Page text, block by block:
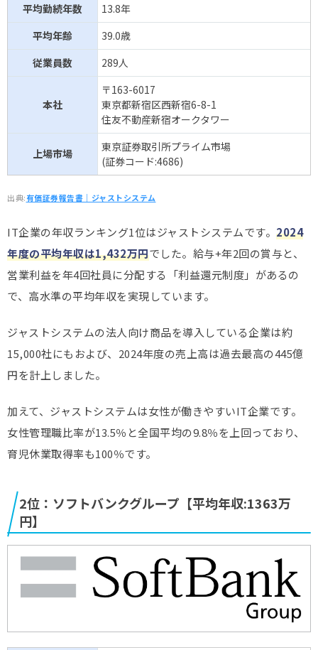
システムサポート 562万円(↓) 情報処理サービス(SI)
ゼンリン
インターネット
555万円(
オールアバウト 550万円( ↓
WEB業界
548万円(
WEB業界
ビー・エム・エル
539万円(
デジタル
インフォメーション
テクノロジー
535万円(↓) 情報処理サービス(SI)
KSK 532万円( ↑ )
ベガ
コーポレーション
532万円(↑)
インターネット
WEB業界
システムリサーチ
ディップ 524万円(↓)
インターネット
↑ 情報処理サービス(SI)
NEXYZ.Group 500万円(↓)
インターネット
WEB業界
ANYCOLOR 496万円(↓ )
インターネット
WEB業界
メンバーズ
490万円(↑) インターネット・WEB
平均勤続年数
13.8年
平均年齢
39.0歳
従業員数
289人
本社
〒163-6017
東京都新宿区西新宿6-8-1
住友不動産新宿オークタワー
上場市場
東京証券取引所プライム市場
(証券コード:4686)
出典:有価証券報告書｜ジャストシステム
IT企業の年収ランキング1位はジャストシステムです。 2024
年度の平均年収は1,432万円でした。給与+年2回の賞与と、
営業利益を年4回社員に分配する「利益還元制度」があるの
で、高水準の平均年収を実現しています。
ジャストシステムの法人向け商品を導入している企業は約
15,000社にもおよび、2024年度の売上高は過去最高の445億
円を計上しました。
加えて、ジャストシステムは女性が働きやすいIT企業です。
女性管理職比率が13.5％と全国平均の9.8％を上回っており、
育児休業取得率も100％です。
2位：ソフトバンクグループ【平均年収:1363万
円】